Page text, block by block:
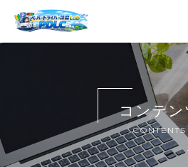
ホーム
当スクールにつ
キャンペー
料金表・コ
出張エリア
コンテン
CONTENTS